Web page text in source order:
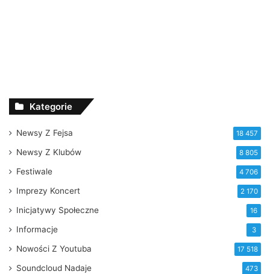
Kategorie
Newsy Z Fejsa 18 457
Newsy Z Klubów 8 805
Festiwale 4 706
Imprezy Koncert 2 170
Inicjatywy Społeczne 16
Informacje 3
Nowości Z Youtuba 17 518
Soundcloud Nadaje 473